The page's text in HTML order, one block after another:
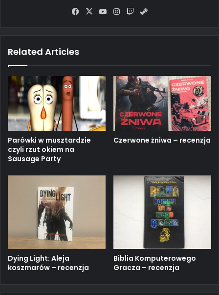
Fa
X
Yo
Ins
Tw
Related Articles
Parówki w musztardzie
czyli rzut okiem na
Sausage Party
Czerwone żniwa – recenzja
Dying Light: Aleja
koszmarów – recenzja
Biblia Komputerowego
Gracza – recenzja